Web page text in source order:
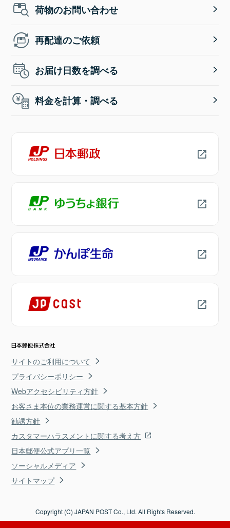
荷物のお問い合わせ
再配達のご依頼
お届け日数を調べる
料金を計算・調べる
サイトのご利用について
プライバシーポリシー
Webアクセシビリティ方針
お客さま本位の業務運営に関する基本方針
勧誘方針
カスタマーハラスメントに関する考え方
日本郵便公式アプリ一覧
ソーシャルメディア
サイトマップ
Copyright (C) JAPAN POST Co., Ltd. All Rights Reserved.